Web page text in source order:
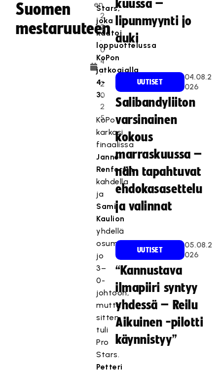
Suomen
mestaruuteen
en
2
2
.
0
4
.
2
0
2
5
Stars,
joka
kaatoi
loppuottelussa
KoPon
jatkoajalla
4-
3.
KoPo
karkasi
finaalissa
Janne
Renforsin
kahdella
ja
Sami
Kaulion
yhdellä
osumalla
jo
3–
0-
johtoon,
mutta
sitten
tuli
Pro
Stars.
Petteri
kuussa –
lipunmyynti jo
auki
UUTISET
04.08.2
026
Salibandyliiton
varsinainen
kokous
marraskuussa –
näin tapahtuvat
ehdokasasettelu
ja valinnat
UUTISET
05.08.2
026
“Kannustava
ilmapiiri syntyy
yhdessä – Reilu
Aikuinen -pilotti
käynnistyy”